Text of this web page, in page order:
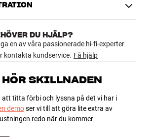
Ja
Nej
3
3 Meter
0,14
4.7
95 recensioner
DU HJÄLP?
en av våra passionerade hi-fi-experter
kontakta kundservice. Få hjälp
SKILLNADEN
att titta förbi och lyssna på det vi har i
demoser vi till att göra lite extra av
redo när du kommer